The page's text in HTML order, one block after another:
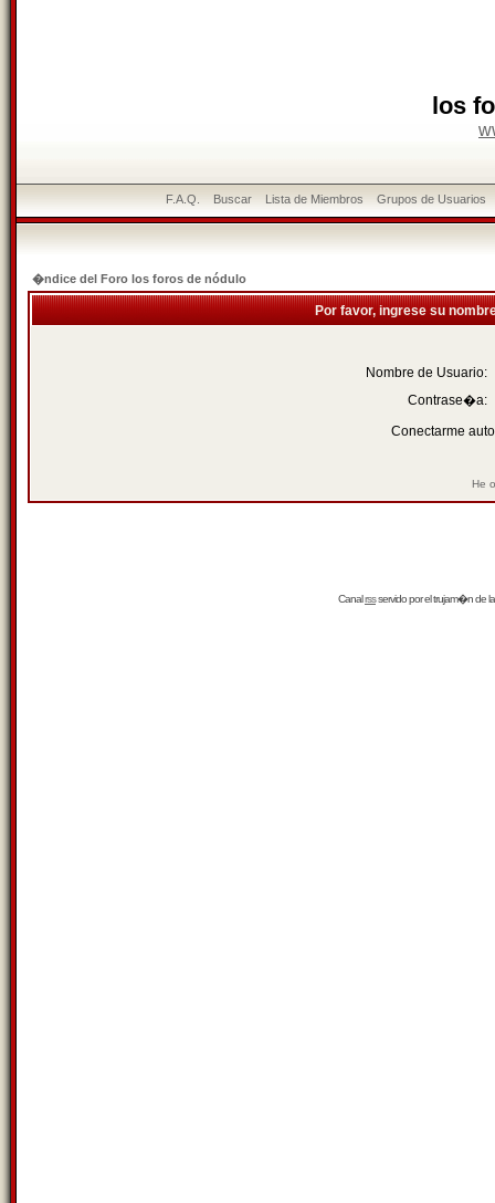
los
F.A.Q. Buscar Lista de Miembros Grupos de Usuarios
�ndice del Foro los foros de nódulo
Por favor, ingrese su
Nombre de Usuario:
Contrase�a:
Conectarme
He
Canalrssservido por eltrujam�nde